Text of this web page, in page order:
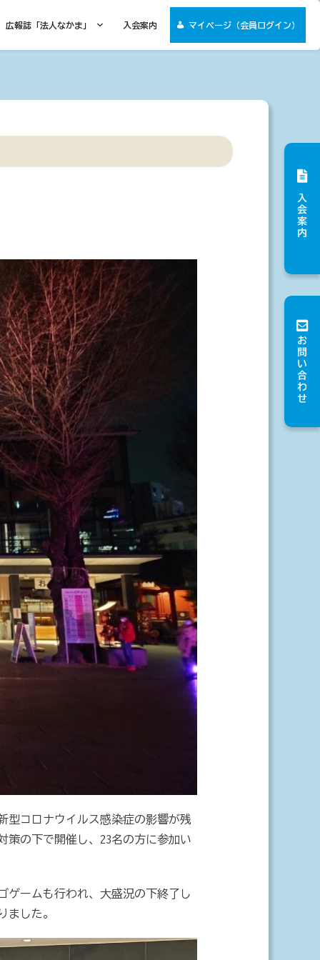
広報誌「法人なかま」 入会案内 マイページ（会員ログイン）
型コロナウイルス感染症の影響が残
策の下で開催し、23名の方に参加い
ゲームも行われ、大盛況の下終了し
ました。